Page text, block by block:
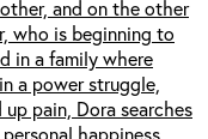
and on the other
who is beginning to
in a family where
a power struggle,
pain, Dora searches
happiness